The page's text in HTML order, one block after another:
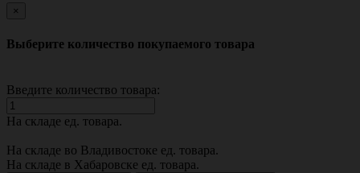
×
Выберите количество покупаемого товара
Введите количество товара:
На складе ед. товара.
На складе во Владивостоке ед. товара.
На складе в Хабаровске ед. товара.